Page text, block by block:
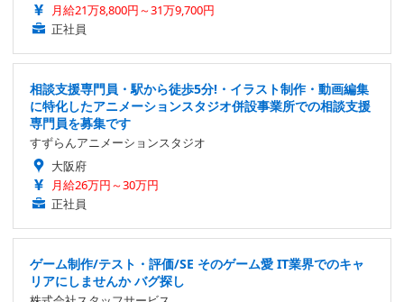
月給21万8,800円～31万9,700円
正社員
相談支援専門員・駅から徒歩5分!・イラスト制作・動画編集
に特化したアニメーションスタジオ併設事業所での相談支援
専門員を募集です
すずらんアニメーションスタジオ
大阪府
月給26万円～30万円
正社員
ゲーム制作/テスト・評価/SE そのゲーム愛 IT業界でのキャ
リアにしませんか バグ探し